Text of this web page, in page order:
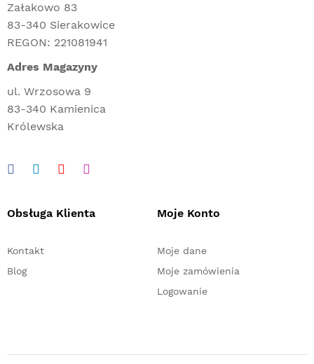
Załakowo 83
83-340 Sierakowice
REGON: 221081941
Adres Magazyny
ul. Wrzosowa 9
83-340 Kamienica
Królewska
Obsługa Klienta
Kontakt
Blog
Moje Konto
Moje dane
Moje zamówienia
Logowanie